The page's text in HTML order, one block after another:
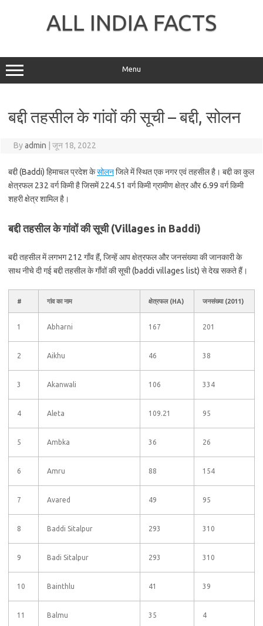
ALL INDIA FACTS
Menu
बद्दी तहसील के गांवों की सूची – बद्दी, सोलन
Byadmin जून 18, 2022
बद्दी (Baddi) हिमाचल प्रदेश केसोलनजिले में स्थित एक नगर एवं तहसील है। बद्दी का कुल
क्षेत्रफल 232 वर्ग किमी है जिसमें 224.51 वर्ग किमी ग्रामीण क्षेत्र और 6.99 वर्ग किमी
शहरी क्षेत्र शामिल है।
बद्दी तहसील के गांवों की सूची (Villages in Baddi)
बद्दी तहसील में लगभग 212 गाँव हैं, जिन्हें आप क्षेत्रफल और जनसंख्या की जानकारी के
साथ नीचे दी गई बद्दी तहसील के गाँवों की सूची (baddi villages list) से देख सकते हैं।
# गांव का नाम क्षेत्रफल (HA) जनसंख्या (2011)
1 Abharni 167 201
2 Aikhu 46 38
3 Akanwali 106 334
4 Aleta 109.21 95
5 Ambka 36 26
6 Amru 88 154
7 Avared 49 95
8 Baddi Sitalpur 293 310
9 Badi Sitalpur 293 310
10 Bainthlu 41 39
11 Balmu 35 4